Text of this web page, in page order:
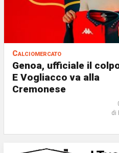
Calciomercato
Genoa, ufficiale il
E Vogliacco va alla
Cremonese
di